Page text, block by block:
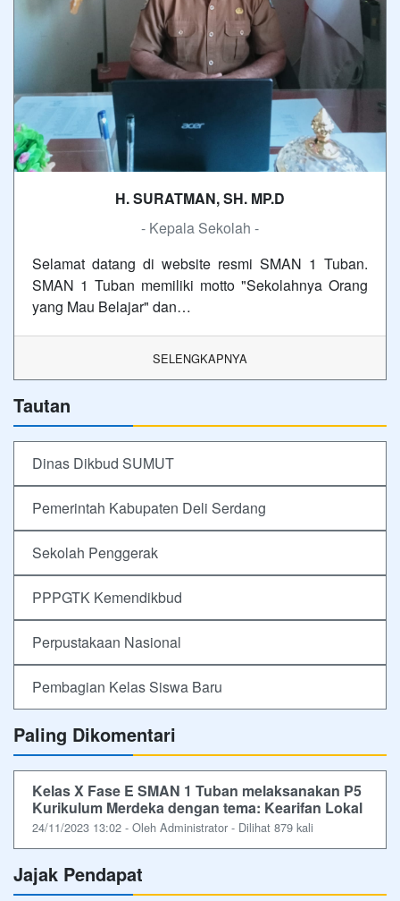
H. SURATMAN, SH. MP.D
- Kepala Sekolah -
Selamat datang di website resmi SMAN 1 Tuban.
SMAN 1 Tuban memiliki motto "Sekolahnya Orang
yang Mau Belajar" dan…
SELENGKAPNYA
Tautan
Dinas Dikbud SUMUT
Pemerintah Kabupaten Deli Serdang
Sekolah Penggerak
PPPGTK Kemendikbud
Perpustakaan Nasional
Pembagian Kelas Siswa Baru
Paling Dikomentari
Kelas X Fase E SMAN 1 Tuban melaksanakan P5
Kurikulum Merdeka dengan tema: Kearifan Lokal
24/11/2023 13:02 - Oleh Administrator - Dilihat 879 kali
Jajak Pendapat